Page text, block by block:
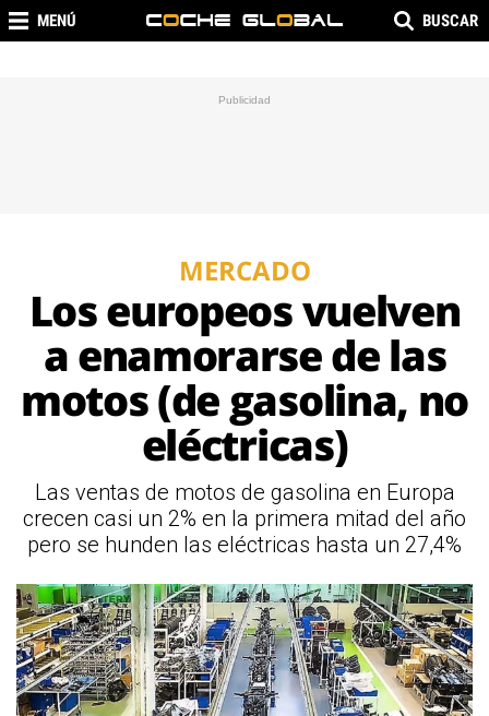
MENÚ BUSCAR
MERCADO
Los europeos vuelven
a enamorarse de las
motos (de gasolina, no
eléctricas)
Las ventas de motos de gasolina en Europa
crecen casi un 2% en la primera mitad del año
pero se hunden las eléctricas hasta un 27,4%